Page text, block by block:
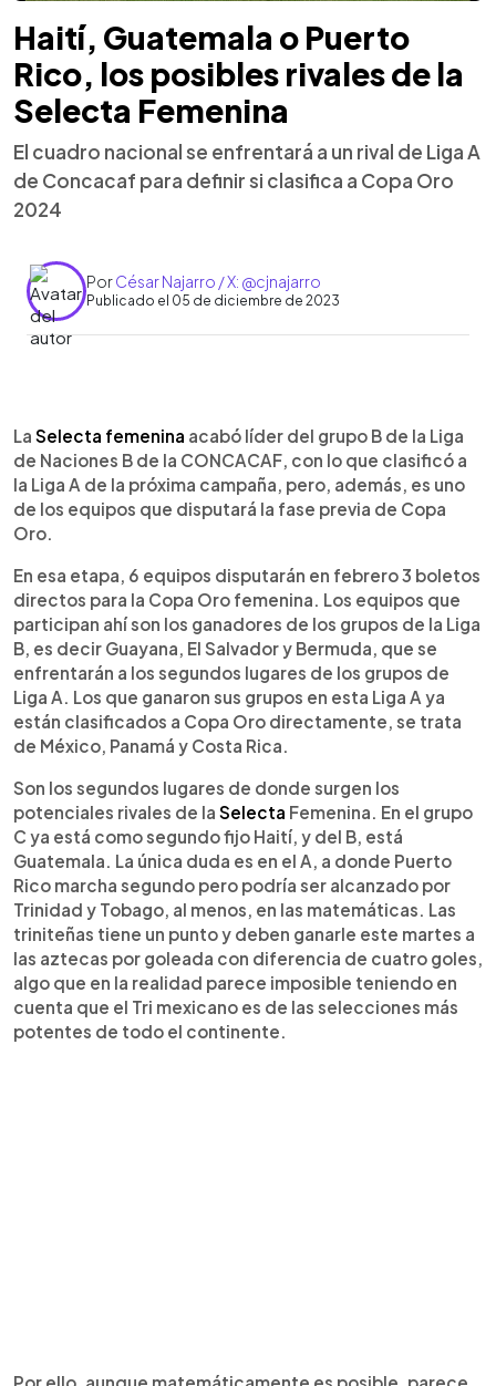
Haití, Guatemala o Puerto
Rico, los posibles rivales de la
Selecta Femenina
El cuadro nacional se enfrentará a un rival de Liga A
de Concacaf para definir si clasifica a Copa Oro
2024
PorCésar Najarro / X: @cjnajarro
Publicado el 05 de diciembre de 2023
Escuchar artículo
La Selecta femenina acabó líder del grupo B de la Liga
de Naciones B de la CONCACAF, con lo que clasificó a
la Liga A de la próxima campaña, pero, además, es uno
de los equipos que disputará la fase previa de Copa
Oro.
En esa etapa, 6 equipos disputarán en febrero 3 boletos
directos para la Copa Oro femenina. Los equipos que
participan ahí son los ganadores de los grupos de la Liga
B, es decir Guayana, El Salvador y Bermuda, que se
enfrentarán a los segundos lugares de los grupos de
Liga A. Los que ganaron sus grupos en esta Liga A ya
están clasificados a Copa Oro directamente, se trata
de México, Panamá y Costa Rica.
Son los segundos lugares de donde surgen los
potenciales rivales de la Selecta Femenina. En el grupo
C ya está como segundo fijo Haití, y del B, está
Guatemala. La única duda es en el A, a donde Puerto
Rico marcha segundo pero podría ser alcanzado por
Trinidad y Tobago, al menos, en las matemáticas. Las
triniteñas tiene un punto y deben ganarle este martes a
las aztecas por goleada con diferencia de cuatro goles,
algo que en la realidad parece imposible teniendo en
cuenta que el Tri mexicano es de las selecciones más
potentes de todo el continente.
Por ello, aunque matemáticamente es posible, parece